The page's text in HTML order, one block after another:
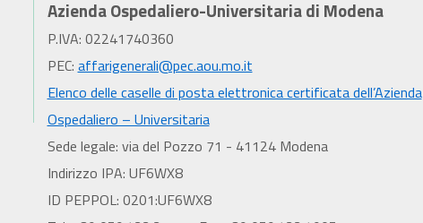
Azienda Ospedaliero-Universitaria di Modena
P.IVA: 02241740360
PEC: affarigenerali@pec.aou.mo.it
Elenco delle caselle di posta elettronica certificata dell’Azienda
Ospedaliero – Universitaria
Sede legale: via del Pozzo 71 - 41124 Modena
Indirizzo IPA: UF6WX8
ID PEPPOL: 0201:UF6WX8